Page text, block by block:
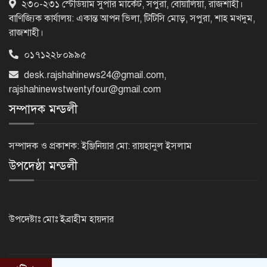
প্রধানমন্ত্রীর
জাল নোটসহ গ্রেফতার ২
ও বজ্রপাতের প্রবণতা
২৩০-২৩১ স্টেডিয়াম সুপার মার্কেট, সপুরা, বোয়ালিয়া, রাজশাহী।
বাণিজ্যিক কার্যালয়: একান্ত আপন ভিলা, টিটিসি মোড়, সপুরা, শাহ মখদুম,
রাজশাহী।
০১৭১২২৮০৯৯৫
desk.rajshahinews24@gmail.com,
rajshahinewstwentyfour@gmail.com
সম্পাদক মন্ডলী
সম্পাদক ও প্রকাশক: ইঞ্জিনিয়ার মো: রায়হানুল ইসলাম
উপদেষ্ঠা মন্ডলী
উপদেষ্টাঃ মোঃ ইব্রাহীম হায়দার